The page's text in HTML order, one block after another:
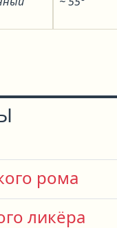
рома
ликёра